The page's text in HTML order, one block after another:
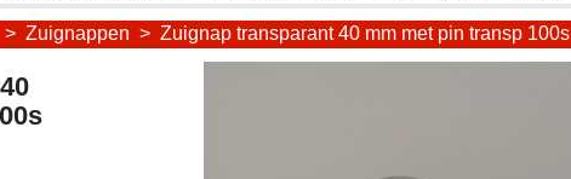
> Zuignappen > Zuignap transparant 40 mm met pin transp 100s